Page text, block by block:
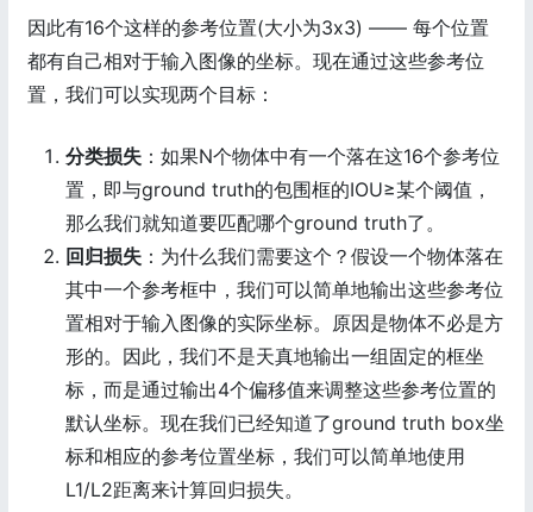
因此有16个这样的参考位置(大小为3x3) —— 每个位置
都有自己相对于输入图像的坐标。现在通过这些参考位
置，我们可以实现两个目标：
分类损失 ：如果N个物体中有一个落在这16个参考位
置，即与ground truth的包围框的IOU≥某个阈值，
那么我们就知道要匹配哪个ground truth了。
回归损失 ：为什么我们需要这个？假设一个物体落在
其中一个参考框中，我们可以简单地输出这些参考位
置相对于输入图像的实际坐标。原因是物体不必是方
形的。因此，我们不是天真地输出一组固定的框坐
标，而是通过输出4个偏移值来调整这些参考位置的
默认坐标。现在我们已经知道了ground truth box坐
标和相应的参考位置坐标，我们可以简单地使用
L1/L2距离来计算回归损失。